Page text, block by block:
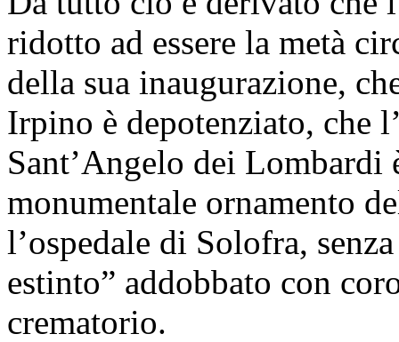
ridotto ad essere la metà
della sua inaugurazione,
Irpino è depotenziato, che
Sant’Angelo dei Lombardi
monumentale ornamento
l’ospedale di Solofra,
estinto” addobbato con
crematorio.